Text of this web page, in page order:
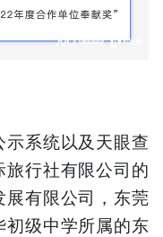
系统以及天眼查
行社有限公司的
有限公司，东莞
级中学所属的东